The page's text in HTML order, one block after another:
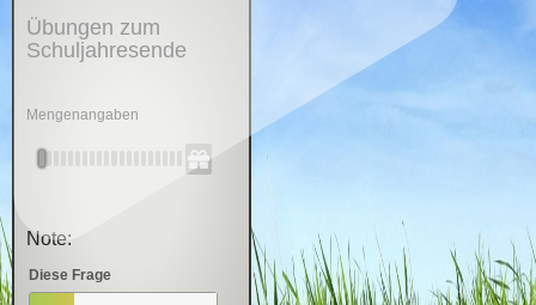
Übungen zum
Schuljahresende
Mengenangaben
Note:
Diese Frage